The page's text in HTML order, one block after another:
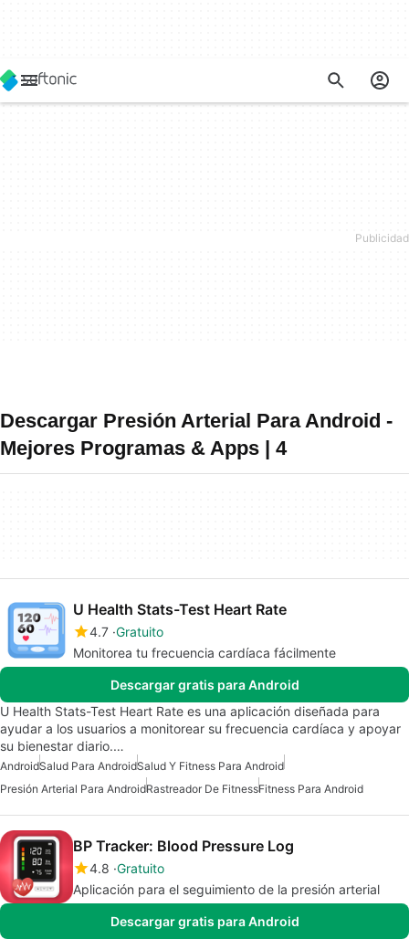
Descargar Presión Arterial Para Android -
Mejores Programas & Apps | 4
U Health Stats-Test Heart Rate
4.7 Gratuito
Monitorea tu frecuencia cardíaca fácilmente
Descargar gratis para Android
U Health Stats-Test Heart Rate es una aplicación diseñada para
ayudar a los usuarios a monitorear su frecuencia cardíaca y apoyar
su bienestar diario.…
AndroidSalud Para AndroidSalud Y Fitness Para Android
Presión Arterial Para AndroidRastreador De FitnessFitness Para Android
BP Tracker: Blood Pressure Log
4.8 Gratuito
Aplicación para el seguimiento de la presión arterial
Descargar gratis para Android